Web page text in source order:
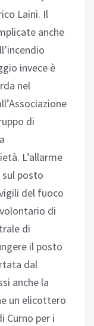
Laini. Il
anche
invece è
nel
di
L’allarme
posto
del fuoco
di
di
il posto
dal
anche la
un elicottero
Curno per i